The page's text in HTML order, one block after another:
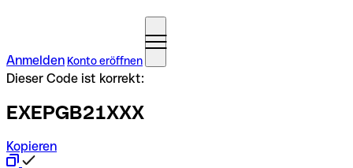
Anmelden Konto eröffnen
Dieser Code ist korrekt:
EXEPGB21XXX
Kopieren